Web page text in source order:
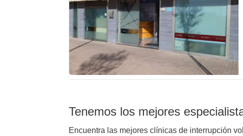
Tenemos los mejores
Encuentra las mejores clínicas de interrupción